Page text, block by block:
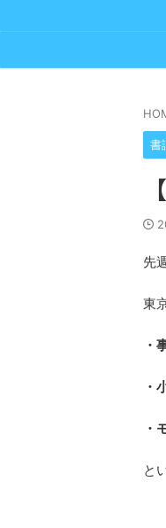
書
先
東
・
・
・
と